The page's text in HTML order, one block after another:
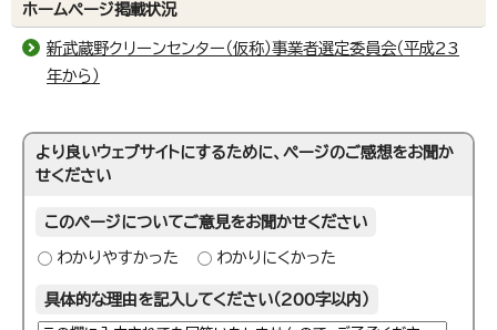
ホームページ掲載状況
新武蔵野クリーンセンター（仮称）事業者選定委員会（平成23
年から）
より良いウェブサイトにするために、ページのご感想をお聞か
せください
このページについてご意見をお聞かせください
わかりやすかった わかりにくかった
具体的な理由を記入してください（200字以内）